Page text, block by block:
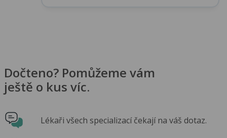
Dočteno? Pomůžeme vám
ještě o kus víc.
Lékaři všech specializací čekají na váš dotaz.